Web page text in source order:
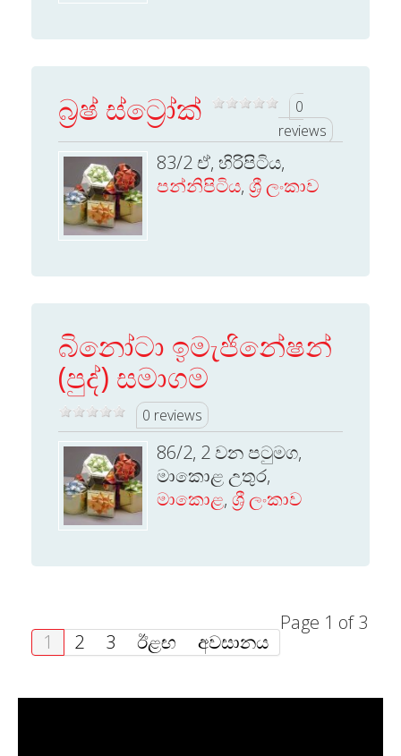
බ්‍රෂ් ස්ට්‍රෝක්
0
reviews
83/2 ඒ, හිරිපිටිය,
පන්නිපිටිය, ශ්‍රී ලංකාව
බිනෝටා ඉමැජිනේෂන්
(පුද්) සමාගම
0 reviews
86/2, 2 වන පටුමග,
මාකොළ උතුර,
මාකොළ, ශ්‍රී ලංකාව
Page 1 of 3
1
2 3 ඊළඟ අවසානය